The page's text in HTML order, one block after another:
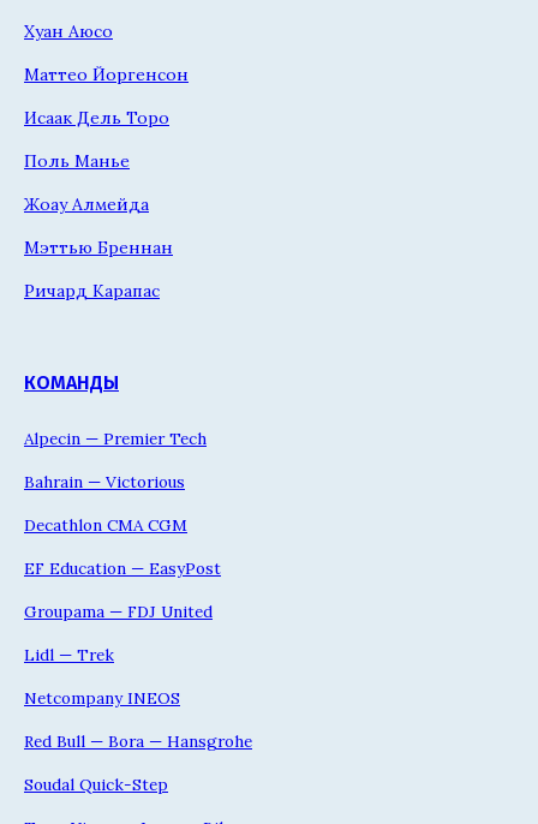
Хуан Аюсо
Маттео Йоргенсон
Исаак Дель Торо
Поль Манье
Жоау Алмейда
Мэттью Бреннан
Ричард Карапас
КОМАНДЫ
Alpecin — Premier Tech
Bahrain — Victorious
Decathlon CMA CGM
EF Education — EasyPost
Groupama — FDJ United
Lidl — Trek
Netcompany INEOS
Red Bull — Bora — Hansgrohe
Soudal Quick-Step